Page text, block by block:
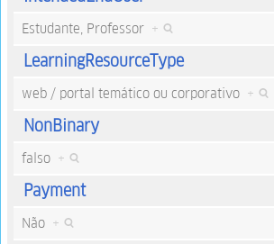
Estudante, Professor +
LearningResourceType
web / portal temático ou corporativo +
NonBinary
falso +
Payment
Não +